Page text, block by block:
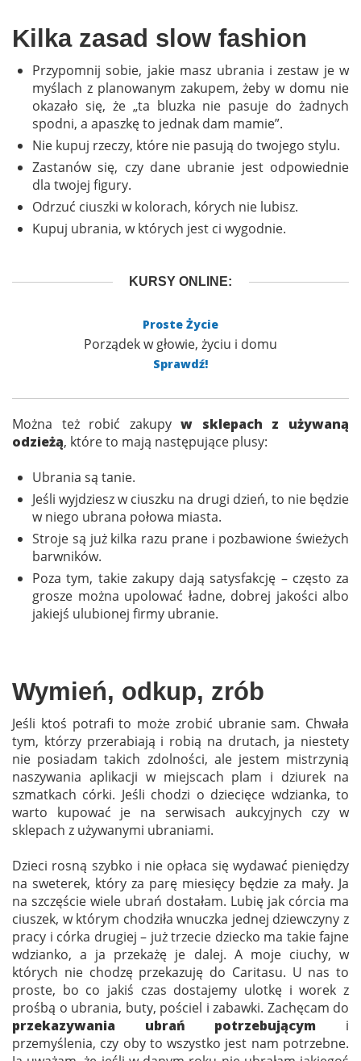
Kilka zasad slow fashion
Przypomnij sobie, jakie masz ubrania i zestaw je w
myślach z planowanym zakupem, żeby w domu nie
okazało się, że „ta bluzka nie pasuje do żadnych
spodni, a apaszkę to jednak dam mamie”.
Nie kupuj rzeczy, które nie pasują do twojego stylu.
Zastanów się, czy dane ubranie jest odpowiednie
dla twojej figury.
Odrzuć ciuszki w kolorach, kórych nie lubisz.
Kupuj ubrania, w których jest ci wygodnie.
KURSY ONLINE:
Proste Życie
Porządek w głowie, życiu i domu
Sprawdź!
Można też robić zakupyw sklepach z używaną
odzieżą, które to mają następujące plusy:
Ubrania są tanie.
Jeśli wyjdziesz w ciuszku na drugi dzień, to nie będzie
w niego ubrana połowa miasta.
Stroje są już kilka razu prane i pozbawione świeżych
barwników.
Poza tym, takie zakupy dają satysfakcję – często za
grosze można upolować ładne, dobrej jakości albo
jakiejś ulubionej firmy ubranie.
Wymień, odkup, zrób
Jeśli ktoś potrafi to może zrobić ubranie sam. Chwała
tym, którzy przerabiają i robią na drutach, ja niestety
nie posiadam takich zdolności, ale jestem mistrzynią
naszywania aplikacji w miejscach plam i dziurek na
szmatkach córki. Jeśli chodzi o dziecięce wdzianka, to
warto kupować je na serwisach aukcyjnych czy w
sklepach z używanymi ubraniami.
Dzieci rosną szybko i nie opłaca się wydawać pieniędzy
na sweterek, który za parę miesięcy będzie za mały. Ja
na szczęście wiele ubrań dostałam. Lubię jak córcia ma
ciuszek, w którym chodziła wnuczka jednej dziewczyny z
pracy i córka drugiej – już trzecie dziecko ma takie fajne
wdzianko, a ja przekażę je dalej. A moje ciuchy, w
których nie chodzę przekazuję do Caritasu. U nas to
proste, bo co jakiś czas dostajemy ulotkę i worek z
prośbą o ubrania, buty, pościel i zabawki. Zachęcam do
przekazywania ubrań potrzebującym i
przemyślenia, czy oby to wszystko jest nam potrzebne.